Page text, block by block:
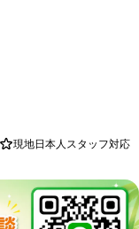
現地日本人スタッフ対応